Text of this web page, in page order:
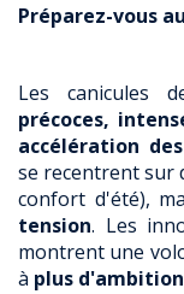
Préparez-vous
Les canicules
précoces,
accélération
se recentrent sur
confort d'été),
tension. Les
montrent une
à plus d'ambition